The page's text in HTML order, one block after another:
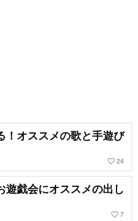
！オススメの歌と手遊び
favorite_border 24
遊戯会にオススメの出し
favorite_border 7